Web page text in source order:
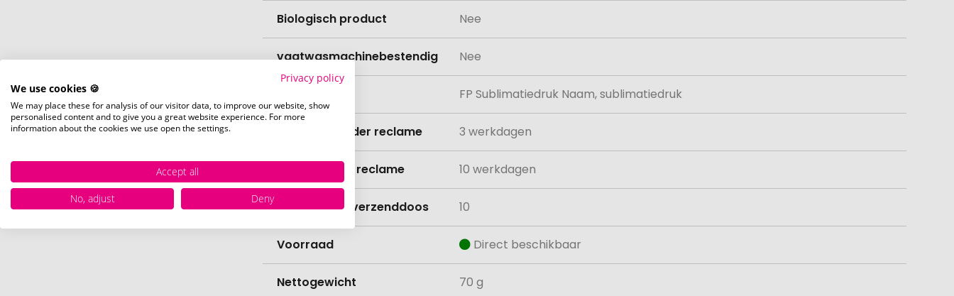
Biologisch product Nee
vaatwasmachinebestendig Nee
FP Sublimatiedruk Naam, sublimatiedruk
Levertijd zonder reclame 3 werkdagen
Levertijd met reclame 10 werkdagen
Hoeveelheid verzenddoos 10
Voorraad Direct beschikbaar
Nettogewicht 70 g
Privacy policy
We use cookies 🍪
We may place these for analysis of our visitor data, to improve our website, show
personalised content and to give you a great website experience. For more
information about the cookies we use open the settings.
Accept all
No, adjust
Deny